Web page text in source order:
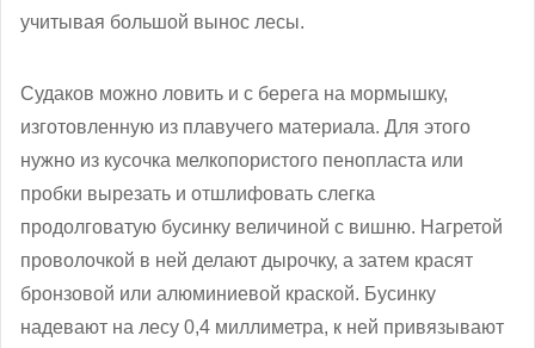
учитывая большой вынос лесы.
Судаков можно ловить и с берега на мормышку,
изготовленную из плавучего материала. Для этого
нужно из кусочка мелкопористого пенопласта или
пробки вырезать и отшлифовать слегка
продолговатую бусинку величиной с вишню. Нагретой
проволочкой в ней делают дырочку, а затем красят
бронзовой или алюминиевой краской. Бусинку
надевают на лесу 0,4 миллиметра, к ней привязывают